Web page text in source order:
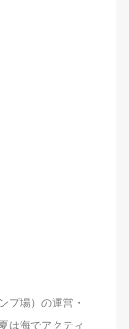
プ場）の運営・
は海でアクティ